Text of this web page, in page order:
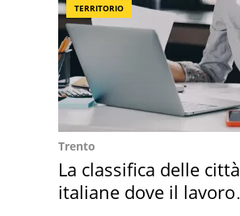
TERRITORIO
Trento
La classifica delle città
italiane dove il lavoro